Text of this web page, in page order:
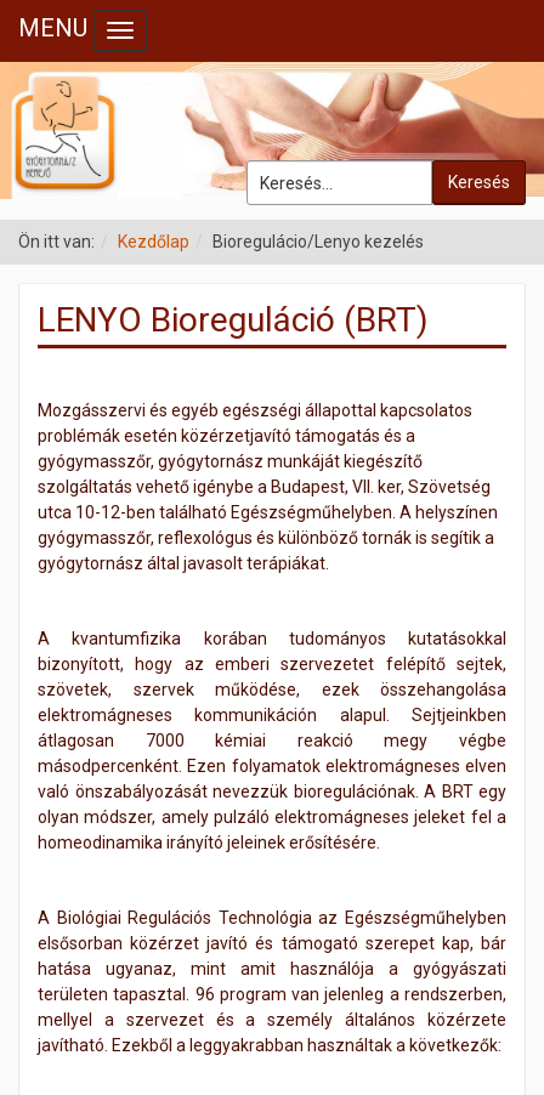
Keresés
MENU Toggle navigation
Ön itt van: Kezdőlap Bioregulácio/Lenyo kezelés
LENYO Bioreguláció (BRT)
Mozgásszervi és egyéb egészségi állapottal kapcsolatos
problémák esetén közérzetjavító támogatás és a
gyógymasszőr, gyógytornász munkáját kiegészítő
szolgáltatás vehető igénybe a Budapest, VII. ker, Szövetség
utca 10-12-ben található Egészségműhelyben. A helyszínen
gyógymasszőr, reflexológus és különböző tornák is segítik a
gyógytornász által javasolt terápiákat.
A kvantumfizika korában tudományos kutatásokkal
bizonyított, hogy az emberi szervezetet felépítő sejtek,
szövetek, szervek működése, ezek összehangolása
elektromágneses kommunikáción alapul. Sejtjeinkben
átlagosan 7000 kémiai reakció megy végbe
másodpercenként. Ezen folyamatok elektromágneses elven
való önszabályozását nevezzük bioregulációnak. A BRT egy
olyan módszer, amely pulzáló elektromágneses jeleket fel a
homeodinamika irányító jeleinek erősítésére.
A Biológiai Regulációs Technológia az Egészségműhelyben
elsősorban közérzet javító és támogató szerepet kap, bár
hatása ugyanaz, mint amit használója a gyógyászati
területen tapasztal. 96 program van jelenleg a rendszerben,
mellyel a szervezet és a személy általános közérzete
javítható. Ezekből a leggyakrabban használtak a következők: